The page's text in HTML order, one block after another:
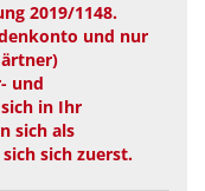
2019/1148.
und nur
und
in Ihr
sich als
sich zuerst.